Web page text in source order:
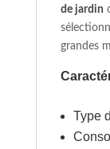
de jardin
grandes
Type